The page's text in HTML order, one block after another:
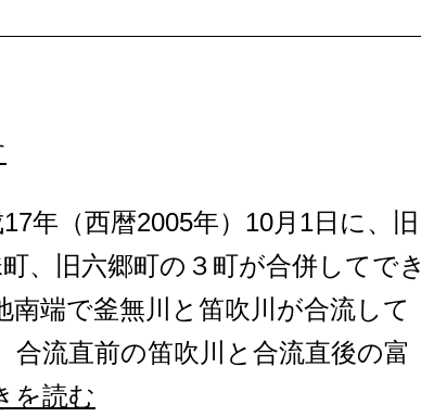
ジ
上！！！
年（西暦2005年）10月1日に、旧
、旧六郷町の３町が合併してでき
南端で釜無川と笛吹川が合流して
合流直前の笛吹川と合流直後の富
を読む